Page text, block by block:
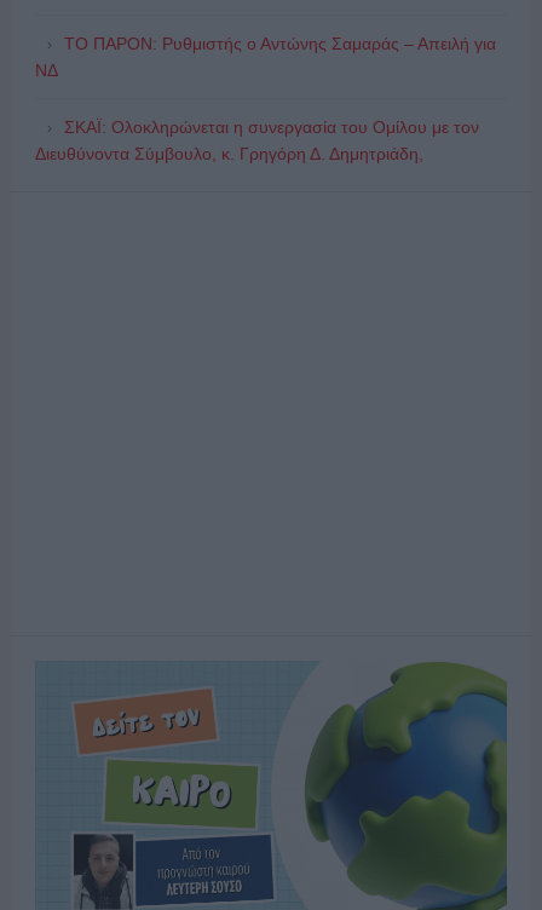
ΤΟ ΠΑΡΟΝ: Ρυθμιστής ο Αντώνης Σαμαράς – Απειλή για
ΝΔ
ΣΚΑΪ: Ολοκληρώνεται η συνεργασία του Ομίλου με τον
Διευθύνοντα Σύμβουλο, κ. Γρηγόρη Δ. Δημητριάδη,